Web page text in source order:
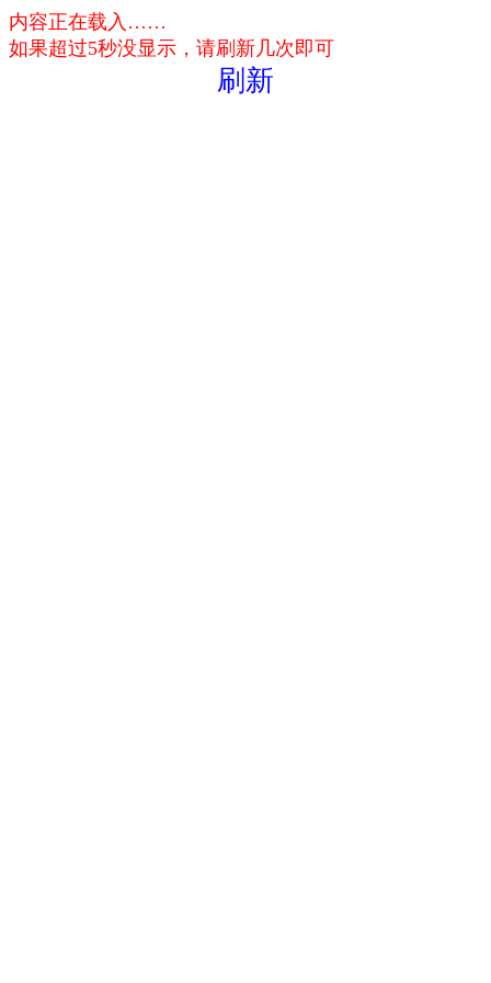
内容正在载入……
如果超过5秒没显示，请刷新几次即可
刷新